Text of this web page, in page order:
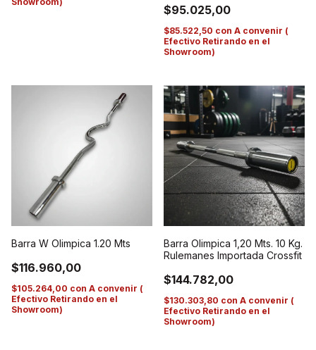
$95.025,00
$85.522,50 con A convenir (
Efectivo Retirando en el
Showroom)
Barra W Olimpica 1.20 Mts
$116.960,00
$105.264,00 con A convenir (
Efectivo Retirando en el
Showroom)
Barra Olimpica 1,20 Mts. 10 Kg.
Rulemanes Importada Crossfit
$144.782,00
$130.303,80 con A convenir (
Efectivo Retirando en el
Showroom)